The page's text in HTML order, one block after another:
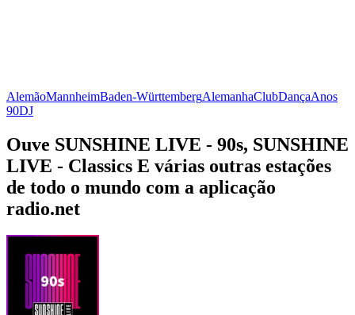
AlemãoMannheimBaden-WürttembergAlemanhaClubDançaAnos
90DJ
Ouve SUNSHINE LIVE - 90s, SUNSHINE
LIVE - Classics E várias outras estações
de todo o mundo com a aplicação
radio.net